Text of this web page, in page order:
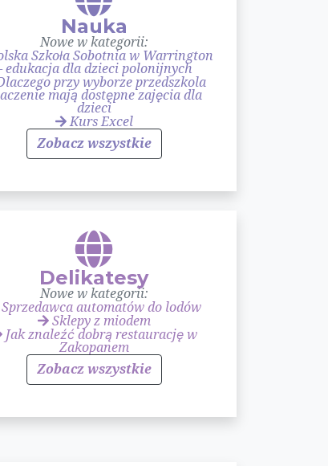
Nauka
Nowe w kategorii:
Szkoła Sobotnia w Warrington
edukacja dla dzieci polonijnych
przy wyborze przedszkola
mają dostępne zajęcia dla
dzieci
Kurs Excel
Zobacz wszystkie
Delikatesy
Nowe w kategorii:
automatów do lodów
Sklepy z miodem
Jak znaleźć dobrą restaurację w
Zakopanem
Zobacz wszystkie